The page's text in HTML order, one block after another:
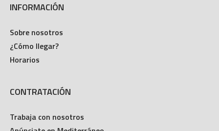
INFORMACIÓN
Sobre nosotros
¿Cómo llegar?
Horarios
CONTRATACIÓN
Trabaja con nosotros